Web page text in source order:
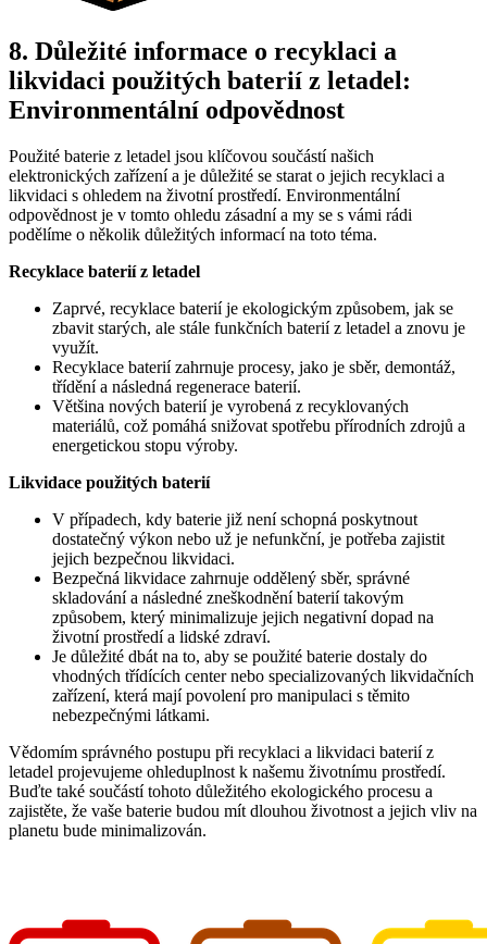
8. Důležité informace o recyklaci a
likvidaci použitých baterií z letadel:
Environmentální odpovědnost
Použité baterie z letadel jsou klíčovou součástí našich
elektronických zařízení a je důležité se starat o jejich recyklaci a
likvidaci s ohledem na životní prostředí. Environmentální
odpovědnost je v tomto ohledu zásadní a my se s vámi rádi
podělíme o několik důležitých informací na toto téma.
Recyklace baterií z letadel
Zaprvé, recyklace baterií je ekologickým způsobem, jak se
zbavit starých, ale stále funkčních baterií z letadel a znovu je
využít.
Recyklace baterií zahrnuje procesy, jako je sběr, demontáž,
třídění a následná regenerace baterií.
Většina nových baterií je vyrobená z recyklovaných
materiálů, což pomáhá snižovat spotřebu přírodních zdrojů a
energetickou stopu výroby.
Likvidace použitých baterií
V případech, kdy baterie již není schopná poskytnout
dostatečný výkon nebo už je nefunkční, je potřeba zajistit
jejich bezpečnou likvidaci.
Bezpečná likvidace zahrnuje oddělený sběr, správné
skladování a následné zneškodnění baterií takovým
způsobem, který minimalizuje jejich negativní dopad na
životní prostředí a lidské zdraví.
Je důležité dbát na to, aby se použité baterie dostaly do
vhodných třídících center nebo specializovaných likvidačních
zařízení, která mají povolení pro manipulaci s těmito
nebezpečnými látkami.
Vědomím správného postupu při recyklaci a likvidaci baterií z
letadel projevujeme ohleduplnost k našemu životnímu prostředí.
Buďte také součástí tohoto důležitého ekologického procesu a
zajistěte, že vaše baterie budou mít dlouhou životnost a jejich vliv na
planetu bude minimalizován.